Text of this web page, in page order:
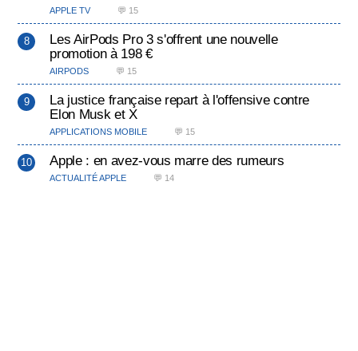
APPLE TV 💬 15
Les AirPods Pro 3 s'offrent une nouvelle
promotion à 198 €
AIRPODS 💬 15
La justice française repart à l'offensive contre
Elon Musk et X
APPLICATIONS MOBILE 💬 15
Apple : en avez-vous marre des rumeurs
ACTUALITÉ APPLE 💬 14